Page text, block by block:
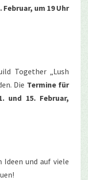
um 19 Uhr
Together „Lush
Die Termine für
und 15. Februar,
Ideen und auf viele